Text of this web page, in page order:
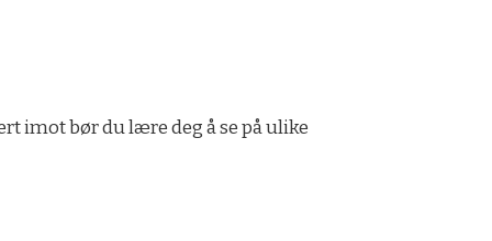
imot bør du lære deg å se på ulike